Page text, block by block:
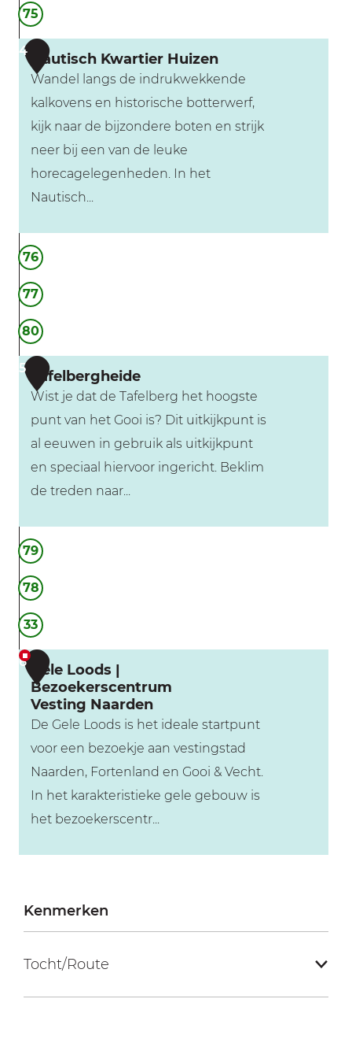
75
4 Nautisch Kwartier Huizen
Wandel langs de indrukwekkende
kalkovens en historische botterwerf,
kijk naar de bijzondere boten en strijk
neer bij een van de leuke
horecagelegenheden. In het
Nautisch...
N
a
u
i
s
c
t
i
e
r
H
z
e
76
77
80
5 Tafelbergheide
Wist je dat de Tafelberg het hoogste
punt van het Gooi is? Dit uitkijkpunt is
al eeuwen in gebruik als uitkijkpunt
en speciaal hiervoor ingericht. Beklim
de treden naar...
T
a
f
l
b
e
r
g
h
e
i
d
79
78
33
6
Gele Loods |
Bezoekerscentrum
Vesting Naarden
De Gele Loods is het ideale startpunt
voor een bezoekje aan vestingstad
Naarden, Fortenland en Gooi & Vecht.
In het karakteristieke gele gebouw is
het bezoekerscentr...
l
e
L
Kenmerken
Tocht/Route